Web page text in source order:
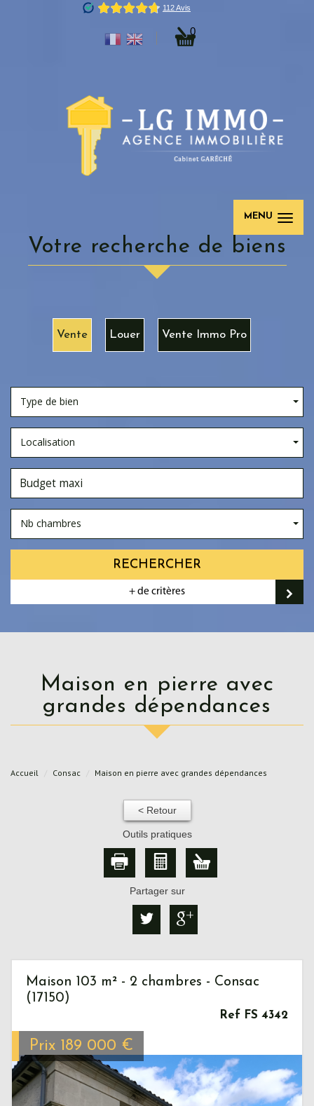
0
MENU
votre recherche de biens
Vente Louer Vente Immo Pro
Type de bien
Localisation
Nb chambres
RECHERCHER
+ de critères
Maison en pierre avec
grandes dépendances
Accueil Consac Maison en pierre avec grandes dépendances
< Retour
Outils pratiques
Partager sur
Maison 103 m² - 2 chambres - Consac
(17150)
Ref FS 4342
Prix 189 000 €